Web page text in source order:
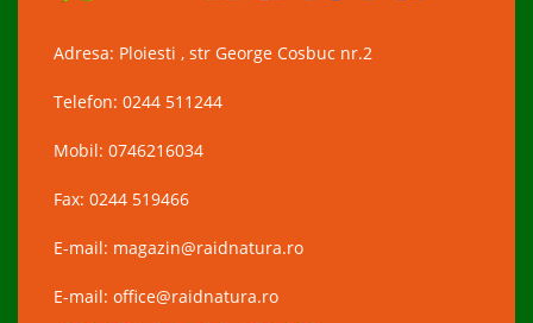
Adresa: Ploiesti , str George Cosbuc nr.2
Telefon: 0244 511244
Mobil: 0746216034
Fax: 0244 519466
E-mail: magazin@raidnatura.ro
E-mail: office@raidnatura.ro